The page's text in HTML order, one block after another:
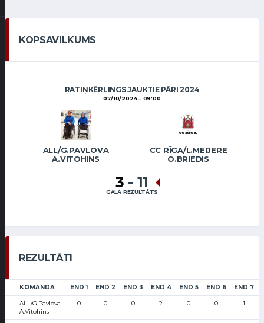
KOPSAVILKUMS
RATIŅKĒRLINGS JAUKTIE PĀRI 2024
07/10/2024 09:00
ALL/G.PAVLOVA
A.VITOHINS
CC RĪGA/L.MEIJERE
O.BRIEDIS
3 - 11
GALA REZULTĀTS
REZULTĀTI
KOMANDA END 1 END 2 END 3 END 4 END 5 END 6 END 7
ALL/G.Pavlova
A.Vitohins
0 0 0 2 0 0 1